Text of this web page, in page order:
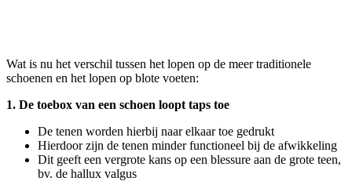
Wat is nu het verschil tussen het lopen op de meer traditionele
schoenen en het lopen op blote voeten:
1. De toebox van een schoen loopt taps toe
De tenen worden hierbij naar elkaar toe gedrukt
Hierdoor zijn de tenen minder functioneel bij de afwikkeling
Dit geeft een vergrote kans op een blessure aan de grote teen,
bv. de hallux valgus